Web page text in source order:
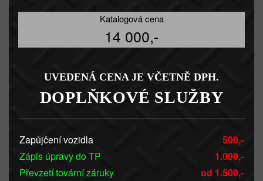
Katalogová cena
14 000,-
UVEDENÁ CENA JE VČETNĚ DPH.
DOPLŇKOVÉ SLUŽBY
Zapůjčení vozidla
500,-
Zápis úpravy do TP
1.000,-
Převzetí tovární záruky
od 1.500,-